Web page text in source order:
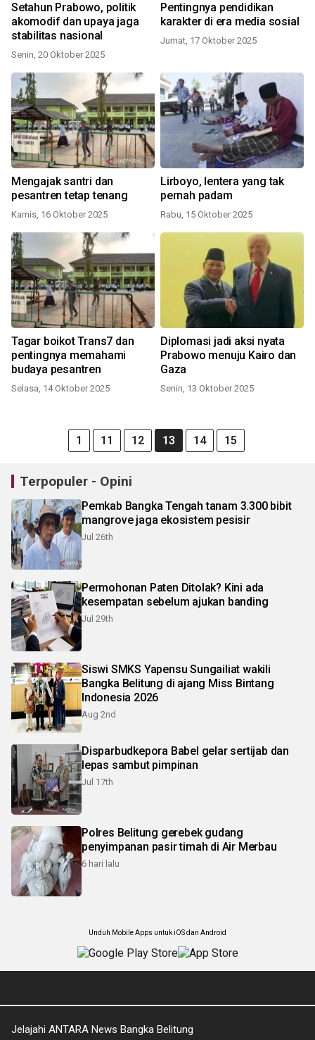
Setahun Prabowo, politik
akomodif dan upaya jaga
stabilitas nasional
Senin, 20 Oktober 2025
Pentingnya pendidikan
karakter di era media sosial
Jumat, 17 Oktober 2025
Mengajak santri dan
pesantren tetap tenang
Kamis, 16 Oktober 2025
Lirboyo, lentera yang tak
pernah padam
Rabu, 15 Oktober 2025
Tagar boikot Trans7 dan
pentingnya memahami
budaya pesantren
Selasa, 14 Oktober 2025
Diplomasi jadi aksi nyata
Prabowo menuju Kairo dan
Gaza
Senin, 13 Oktober 2025
1 11 12 13 14 15
Terpopuler - Opini
Pemkab Bangka Tengah tanam 3.300 bibit
mangrove jaga ekosistem pesisir
Jul 26th
Permohonan Paten Ditolak? Kini ada
kesempatan sebelum ajukan banding
Jul 29th
Siswi SMKS Yapensu Sungailiat wakili
Bangka Belitung di ajang Miss Bintang
Indonesia 2026
Aug 2nd
Disparbudkepora Babel gelar sertijab dan
lepas sambut pimpinan
Jul 17th
Polres Belitung gerebek gudang
penyimpanan pasir timah di Air Merbau
6 hari lalu
Unduh Mobile Apps untuk iOS dan Android
Jelajahi ANTARA News Bangka Belitung